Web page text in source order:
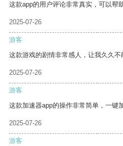
这款app的用户评论非常真实，可以帮
2025-07-26
游客
这款游戏的剧情非常感人，让我久久不
2025-07-26
游客
这款加速器app的操作非常简单，一键
2025-07-26
游客